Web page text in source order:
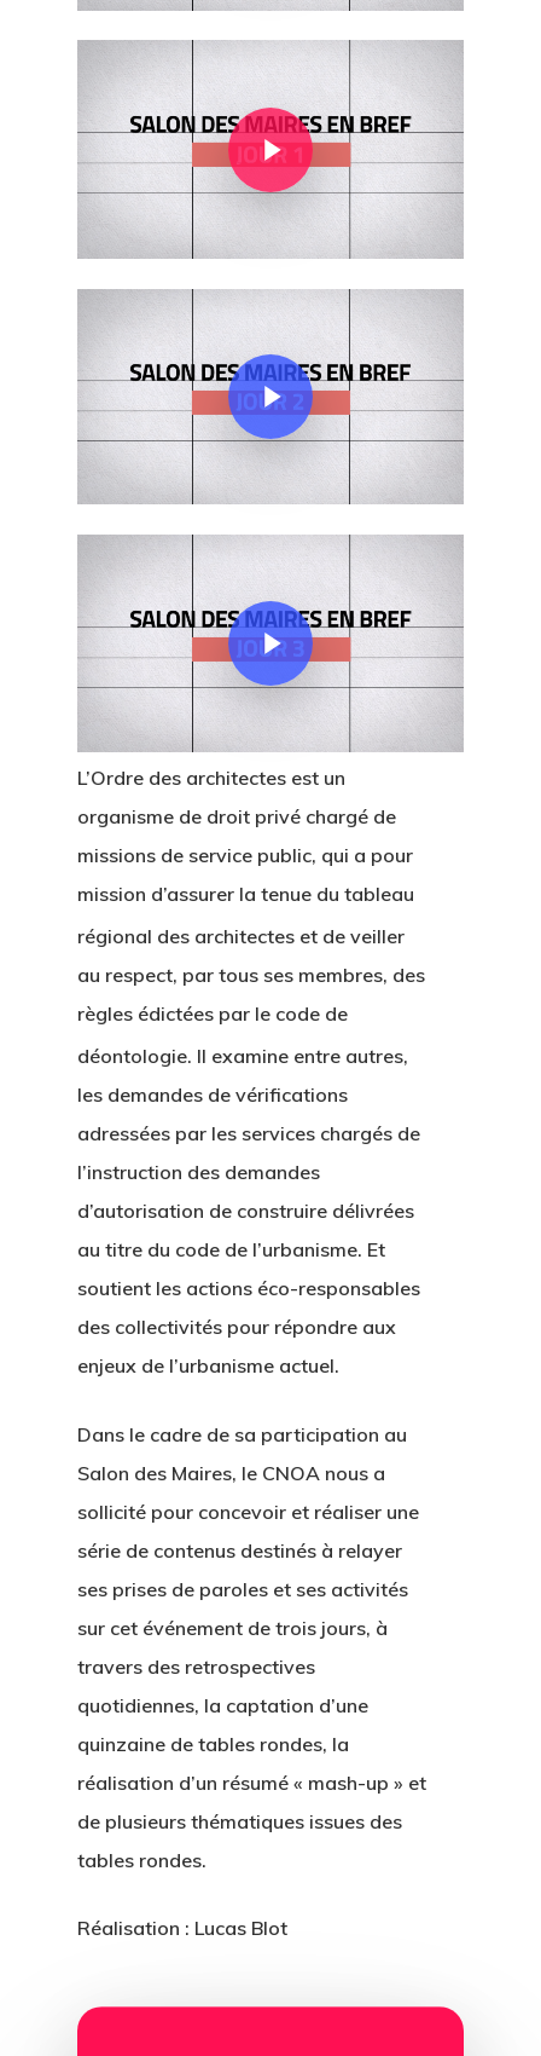
Play Video
Play Video
Play Video
L’Ordre des architectes est un
organisme de droit privé chargé de
missions de service public, qui a pour
mission d’assurer la tenue du tableau
régional des architectes et de veiller
au respect, par tous ses membres, des
règles édictées par le code de
déontologie. Il examine entre autres,
les demandes de vérifications
adressées par les services chargés de
l’instruction des demandes
d’autorisation de construire délivrées
au titre du code de l’urbanisme. Et
soutient les actions éco-responsables
des collectivités pour répondre aux
enjeux de l’urbanisme actuel.
Dans le cadre de sa participation au
Salon des Maires, le CNOA nous a
sollicité pour concevoir et réaliser une
série de contenus destinés à relayer
ses prises de paroles et ses activités
sur cet événement de trois jours, à
travers des retrospectives
quotidiennes, la captation d’une
quinzaine de tables rondes, la
réalisation d’un résumé « mash-up » et
de plusieurs thématiques issues des
tables rondes.
Réalisation : Lucas Blot